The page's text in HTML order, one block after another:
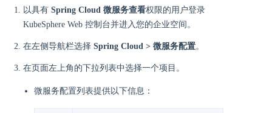
以具有 Spring Cloud 微服务查看权限的用户登录
KubeSphere Web 控制台并进入您的企业空间。
在左侧导航栏选择 Spring Cloud > 微服务配置。
在页面左上角的下拉列表中选择一个项目。
微服务配置列表提供以下信息：